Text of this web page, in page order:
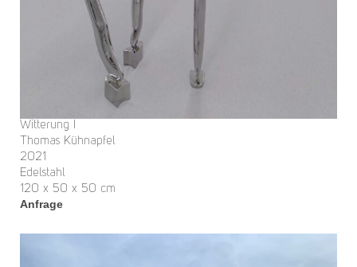
Witterung I
Thomas Kühnapfel
2021
Edelstahl
120 x 50 x 50 cm
Anfrage